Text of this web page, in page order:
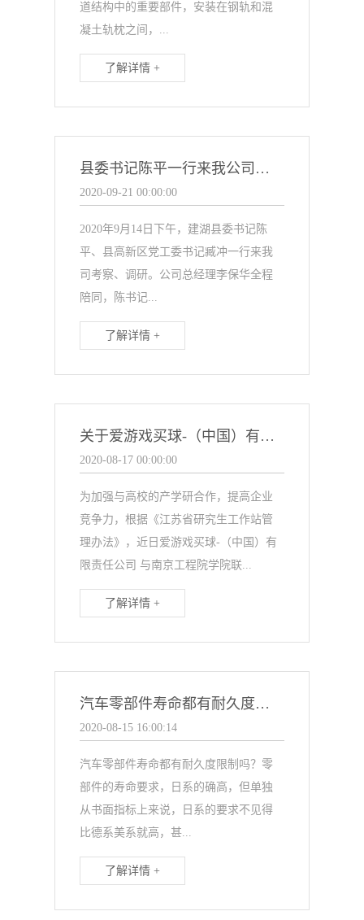
道结构中的重要部件，安装在钢轨和混
凝土轨枕之间，...
了解详情 +
县委书记陈平一行来我公司考察、调研
2020-09-21 00:00:00
2020年9月14日下午，建湖县委书记陈
平、县高新区党工委书记臧冲一行来我
司考察、调研。公司总经理李保华全程
陪同，陈书记...
了解详情 +
关于爱游戏买球-（中国）有限责任公司 《江苏省研究生工作站》的项目公示
2020-08-17 00:00:00
为加强与高校的产学研合作，提高企业
竞争力，根据《江苏省研究生工作站管
理办法》，近日爱游戏买球-（中国）有
限责任公司 与南京工程院学院联...
了解详情 +
汽车零部件寿命都有耐久度限制吗？
2020-08-15 16:00:14
汽车零部件寿命都有耐久度限制吗？零
部件的寿命要求，日系的确高，但单独
从书面指标上来说，日系的要求不见得
比德系美系就高，甚...
了解详情 +